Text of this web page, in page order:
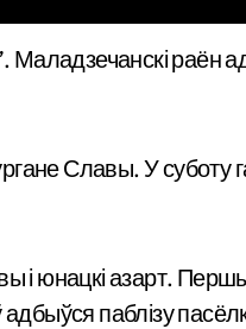
Славы. У суботу
і юнацкі азарт.
адбыўся паблізу